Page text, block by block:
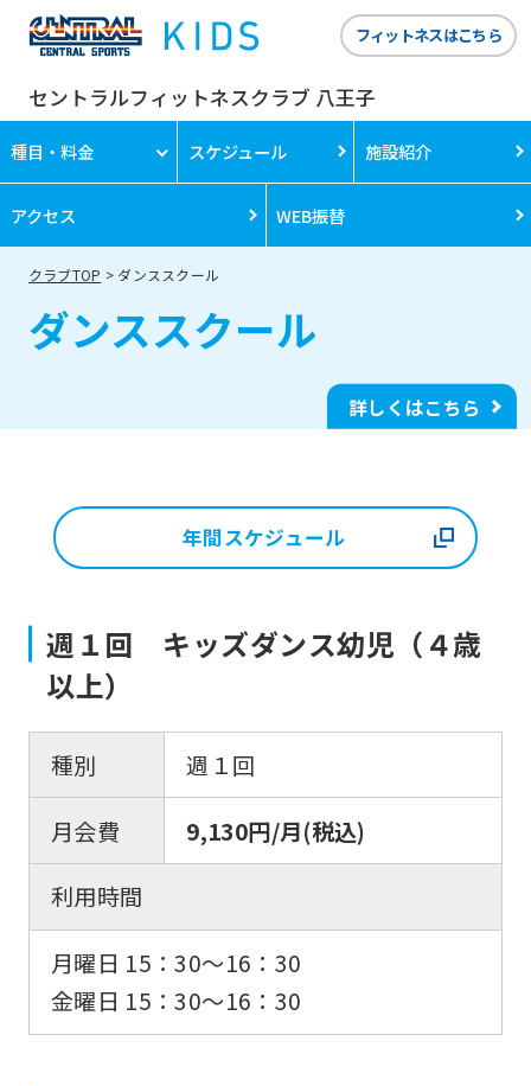
セントラルフィットネスクラブ 八王子
フィットネスはこちら
種目・料金 スケジュール 施設紹介
アクセス WEB振替
クラブTOP ダンススクール
ダンススクール
詳しくはこちら
年間スケジュール
週１回 キッズダンス幼児（４歳
以上）
種別
週１回
月会費
9,130円/月(税込)
利用時間
月曜日 15：30〜16：30
金曜日 15：30〜16：30